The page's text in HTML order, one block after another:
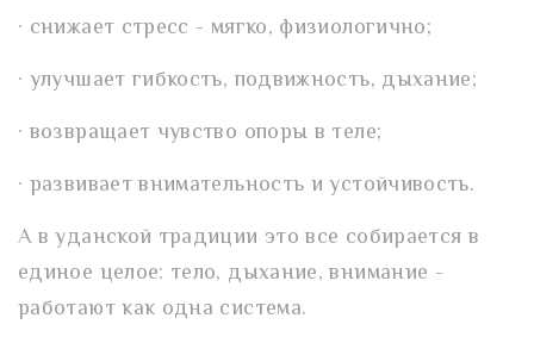
· снижает стресс - мягко, физиологично;
· улучшает гибкость, подвижность, дыхание;
· возвращает чувство опоры в теле;
· развивает внимательность и устойчивость.
А в уданской традиции это все собирается в
единое целое: тело, дыхание, внимание -
работают как одна система.